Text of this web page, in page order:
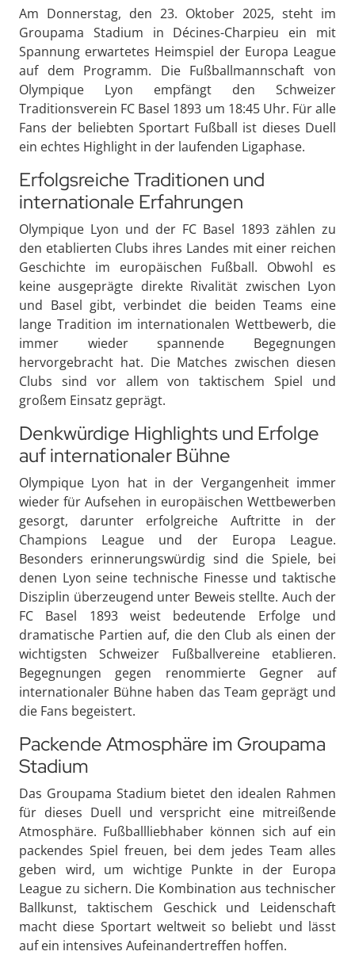
Am Donnerstag, den 23. Oktober 2025, steht im
Groupama Stadium in Décines-Charpieu ein mit
Spannung erwartetes Heimspiel der Europa League
auf dem Programm. Die Fußballmannschaft von
Olympique Lyon empfängt den Schweizer
Traditionsverein FC Basel 1893 um 18:45 Uhr. Für alle
Fans der beliebten Sportart Fußball ist dieses Duell
ein echtes Highlight in der laufenden Ligaphase.
Erfolgsreiche Traditionen und
internationale Erfahrungen
Olympique Lyon und der FC Basel 1893 zählen zu
den etablierten Clubs ihres Landes mit einer reichen
Geschichte im europäischen Fußball. Obwohl es
keine ausgeprägte direkte Rivalität zwischen Lyon
und Basel gibt, verbindet die beiden Teams eine
lange Tradition im internationalen Wettbewerb, die
immer wieder spannende Begegnungen
hervorgebracht hat. Die Matches zwischen diesen
Clubs sind vor allem von taktischem Spiel und
großem Einsatz geprägt.
Denkwürdige Highlights und Erfolge
auf internationaler Bühne
Olympique Lyon hat in der Vergangenheit immer
wieder für Aufsehen in europäischen Wettbewerben
gesorgt, darunter erfolgreiche Auftritte in der
Champions League und der Europa League.
Besonders erinnerungswürdig sind die Spiele, bei
denen Lyon seine technische Finesse und taktische
Disziplin überzeugend unter Beweis stellte. Auch der
FC Basel 1893 weist bedeutende Erfolge und
dramatische Partien auf, die den Club als einen der
wichtigsten Schweizer Fußballvereine etablieren.
Begegnungen gegen renommierte Gegner auf
internationaler Bühne haben das Team geprägt und
die Fans begeistert.
Packende Atmosphäre im Groupama
Stadium
Das Groupama Stadium bietet den idealen Rahmen
für dieses Duell und verspricht eine mitreißende
Atmosphäre. Fußballliebhaber können sich auf ein
packendes Spiel freuen, bei dem jedes Team alles
geben wird, um wichtige Punkte in der Europa
League zu sichern. Die Kombination aus technischer
Ballkunst, taktischem Geschick und Leidenschaft
macht diese Sportart weltweit so beliebt und lässt
auf ein intensives Aufeinandertreffen hoffen.